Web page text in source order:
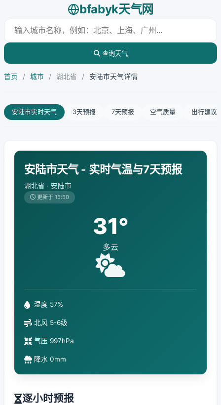
bfabyk天气网
查询天气
首页 / 城市 / 湖北省 / 安陆市天气详情
安陆市实时天气 3天预报 7天预报 空气质量 出行建议
安陆市天气 - 实时气温与7天预报
湖北省 · 安陆市
更新于 15:50
31°
多云
湿度 57%
北风 5-6级
气压 997hPa
降水 0mm
逐小时预报